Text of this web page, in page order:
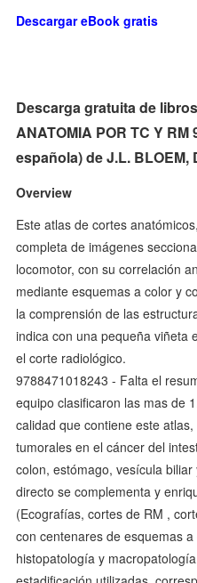
Descargar eBook gratis
Descarga gratuita de
ANATOMIA POR TC Y
española) de J.L. BLOEM,
Overview
Este atlas de cortes
completa de imágenes
locomotor, con su correlación
mediante esquemas a color y
la comprensión de las
indica con una pequeña viñeta
el corte radiológico.
9788471018243 - Falta el
equipo clasificaron las mas de
calidad que contiene este
tumorales en el cáncer del
colon, estómago, vesícula
directo se complementa y
(Ecografías, cortes de RM ,
con centenares de esquemas
histopatología y